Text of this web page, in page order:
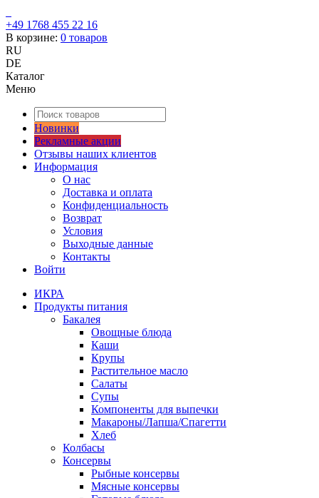
+49 1768 455 22 16
В корзине: 0 товаров
RU
DE
Каталог
Меню
Новинки
Рекламные акции
Отзывы наших клиентов
Информация
О нас
Доставка и оплата
Конфиденциальность
Возврат
Условия
Выходные данные
Контакты
Войти
ИКРА
Продукты питания
Бакалея
Овощные блюда
Каши
Крупы
Растительное масло
Салаты
Супы
Компоненты для выпечки
Макароны/Лапша/Спагетти
Хлеб
Колбасы
Консервы
Рыбные консервы
Мясные консервы